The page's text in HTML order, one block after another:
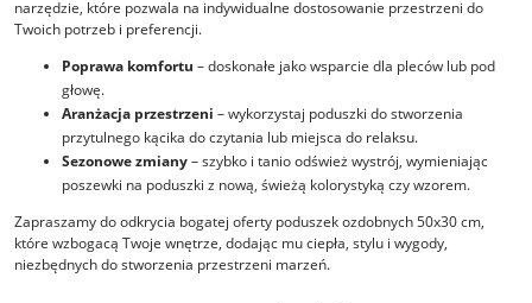
narzędzie, które pozwala na indywidualne dostosowanie przestrzeni do
Twoich potrzeb i preferencji.
Poprawa komfortu – doskonałe jako wsparcie dla pleców lub pod
głowę.
Aranżacja przestrzeni – wykorzystaj poduszki do stworzenia
przytulnego kącika do czytania lub miejsca do relaksu.
Sezonowe zmiany– szybko i tanio odśwież wystrój, wymieniając
poszewki na poduszki z nową, świeżą kolorystyką czy wzorem.
Zapraszamy do odkrycia bogatej oferty poduszek ozdobnych 50x30cm,
które wzbogacą Twoje wnętrze, dodając mu ciepła, stylu i wygody,
niezbędnych do stworzenia przestrzeni marzeń.